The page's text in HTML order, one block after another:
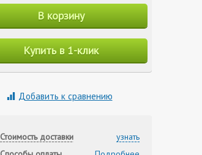
В корзину
Купить в 1-клик
Добавить к сравнению
Стоимость доставки
узнать